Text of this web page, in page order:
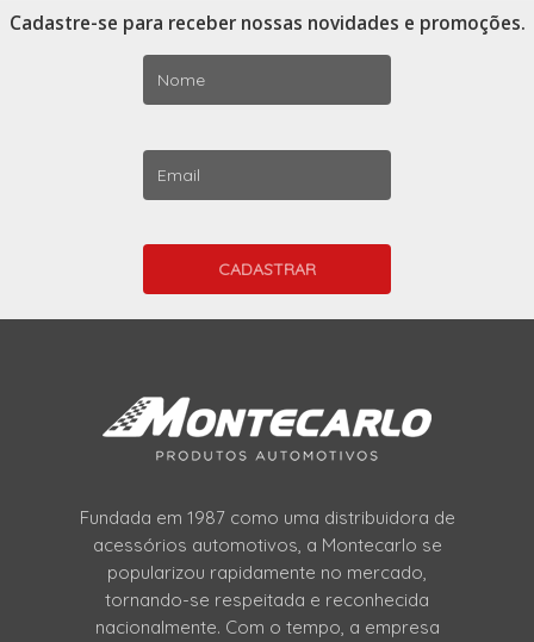
Cadastre-se para receber nossas novidades e promoções.
Fundada em 1987 como uma distribuidora de
acessórios automotivos, a Montecarlo se
popularizou rapidamente no mercado,
tornando-se respeitada e reconhecida
nacionalmente. Com o tempo, a empresa